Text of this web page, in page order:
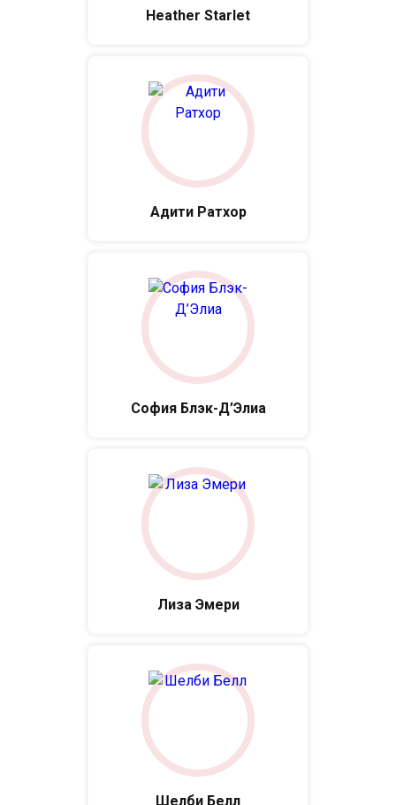
Heather Starlet
Адити Ратхор
София Блэк-Д’Элиа
Лиза Эмери
Шелби Белл